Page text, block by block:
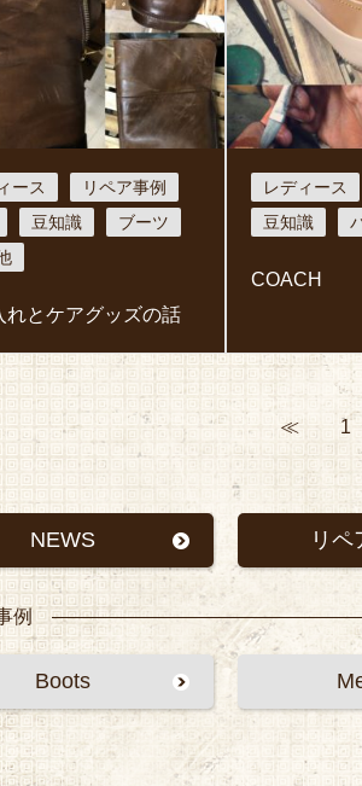
ース
リペア事例
豆知識
ブーツ
れとケアグッズの話
レディース
豆知識
COACH
≪ 1
NEWS リペ
例
Boots